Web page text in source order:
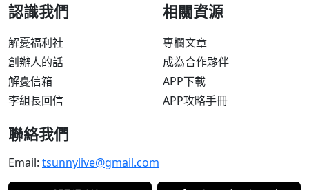
認識我們
解憂福利社
創辦人的話
解憂信箱
李組長回信
相關資源
專欄文章
成為合作夥伴
APP下載
APP攻略手冊
聯絡我們
Email: tsunnylive@gmail.com